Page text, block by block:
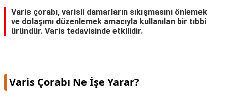
BLOG
Varis çorabı, varisli damarların sıkışmasını önlemek
ve dolaşımı düzenlemek amacıyla kullanılan bir tıbbi
üründür. Varis tedavisinde etkilidir.
Varis Çorabı Ne İşe Yarar?